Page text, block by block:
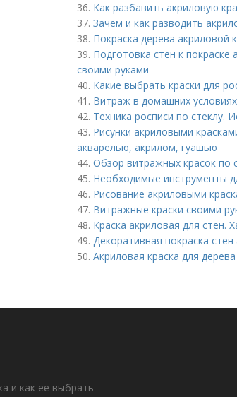
36. Как разбавить акриловую
37. Зачем и как разводить
38. Покраска дерева акриловой
39. Подготовка стен к покраске
своими руками
40. Какие выбрать краски для
41. Витраж в домашних
42. Техника росписи по стеклу.
43. Рисунки акриловыми
акварелью, акрилом, гуашью
44. Обзор витражных красок по
45. Необходимые инструменты
46. Рисование акриловыми
47. Витражные краски своими
48. Краска акриловая для стен.
49. Декоративная покраска
50. Акриловая краска для
и как ее выбрать